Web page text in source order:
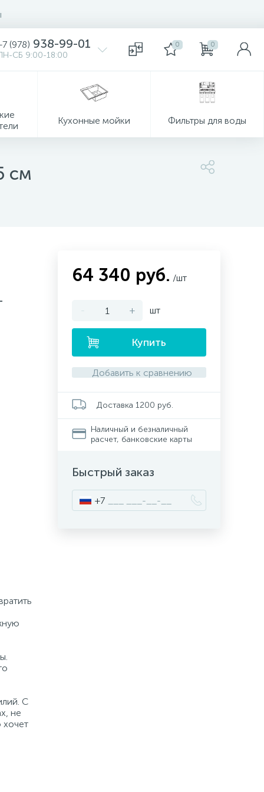
(978) 938-99-01
СБ 9:00-18:00
0 0
Кухонные мойки Фильтры для воды
см
С
не
хочет
64 340 руб. /шт
- + шт
Купить
Добавить к сравнению
Доставка 1200 руб.
Наличный и безналичный
расчет, банковские карты
Быстрый заказ
+7